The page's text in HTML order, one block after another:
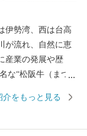
伊勢湾、西は台高
が流れ、自然に恵
産業の発展や歴
“松阪牛（まつさ
歴史ロマンにあふ
介をもっと見る